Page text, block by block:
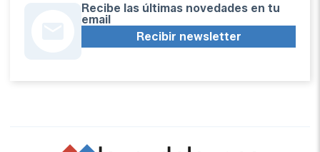
Recibe las últimas novedades en tu
email
Recibir newsletter